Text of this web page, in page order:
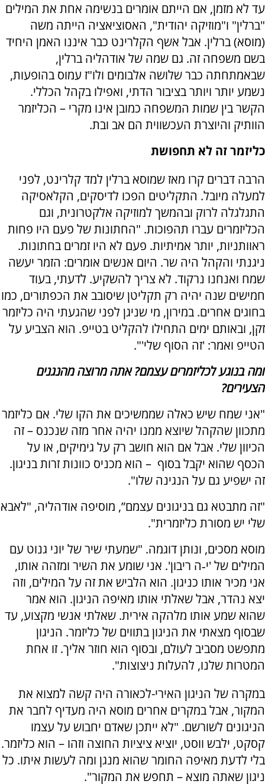
עד לא מזמן, אם הייתם אומרים בנשימה אחת את המילים
"ברלין" ו"מוזיקה יהודית", האסוציאציה הייתה משה
(מוסא) ברלין. אבל אשף הקלרינט כבר איננו האמן היחיד
בשם משפחה זה. גם שמה של אודהליה ברלין,
שבאמתחתה כבר שלושה אלבומים ולו"ז עמוס בהופעות,
נשמע יותר ויותר בציבור הדתי, ואפילו בקהל הכללי.
הקשר בין שמות המשפחה כמובן אינו מקרי – הכליזמר
הוותיק והיוצרת העכשווית הם אב ובת.
כליזמר זה לא תחפושת
הרבה דברים קרו מאז שמוסא ברלין למד קלרינט, לפני
למעלה מיובל. התקליטים הפכו לדיסקים, הקלאסיקה
התגלגלה לרוק ובהמשך למוזיקה אלקטרונית, וגם
הכליזמרים עברו תהפוכות. "החתונות של פעם היו פחות
ראוותניות, יותר אמיתיות. פעם לא היו זמרים בחתונות.
ניגנתי והקהל היה שר. היום אנשים אומרים: הזמר יעשה
שמח ואנחנו נרקוד. לא צריך להשקיע. לדעתי, בעוד
חמישים שנה יהיה רק תקליטן שיסובב את הכפתורים, כמו
בחוגים אחרים. במירון, מי שניגן לפני שהגעתי היה כליזמר
זקן, ובאותם ימים התחילו להקליט בטייפ. הוא הצביע על
הטייפ ואמר: 'זה הסוף שלי'".
ומה בנוגע לכליזמרים עצמם? אתה מרוצה מהנגנים
הצעירים?
"אני שמח שיש כאלה שממשיכים את הקו שלי. אם כליזמר
מתכוון שהקהל שיוצא ממנו יהיה אחר מזה שנכנס – זה
הכיוון שלי. אבל אם הוא חושב רק על גימיקים, או על
הכסף שהוא יקבל בסוף – הוא מכניס כוונות זרות בניגון.
זה ישפיע גם על הנגינה שלו".
"זה מתבטא גם בניגונים עצמם”, מוסיפה אודהליה, "לאבא
שלי יש מסורת כליזמרית".
מוסא מסכים, ונותן דוגמה. "שמעתי שיר של יוני גנוט עם
המילים של 'י‑ה ריבון'. אני שומע את השיר ומזהה אותו,
אני מכיר אותו כניגון. הוא הלביש את זה על המילים, וזה
יצא נהדר, אבל שאלתי אותו מאיפה הניגון. הוא אמר
שהוא שמע אותו מלהקה אירית. שאלתי אנשי מקצוע, עד
שבסוף מצאתי את הניגון בתווים של כליזמר. הניגון
מתפשט מסביב לעולם, ובסוף הוא חוזר אליך. זו אחת
המטרות שלנו, להעלות ניצוצות".
במקרה של הניגון האירי-לכאורה היה קשה למצוא את
המקור, אבל במקרים אחרים מוסא היה מעדיף לחבר את
הניגונים לשורשם. "לא ייתכן שאדם יחבוש על עצמו
קסקט, ילבש ווסט, יוציא ציציות החוצה וזהו – הוא כליזמר.
בלי לדעת מאיפה החומר שהוא מנגן ומה לעשות איתו. כל
ניגון שאתה מוצא – תחפש את המקור".